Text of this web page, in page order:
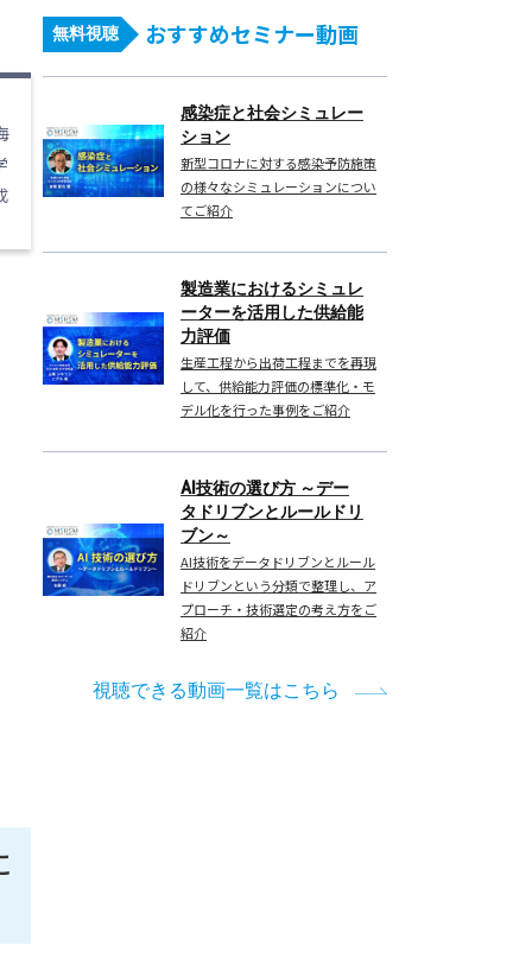
無料視聴 おすすめセミナー動画
感染症と社会シミュレー
ション
新型コロナに対する感染予防施策
の様々なシミュレーションについ
てご紹介
製造業におけるシミュレ
ーターを活用した供給能
力評価
生産工程から出荷工程までを再現
して、供給能力評価の標準化・モ
デル化を行った事例をご紹介
AI技術の選び方 ～デー
タドリブンとルールドリ
ブン～
AI技術をデータドリブンとルール
ドリブンという分類で整理し、ア
プローチ・技術選定の考え方をご
紹介
視聴できる動画一覧はこちら